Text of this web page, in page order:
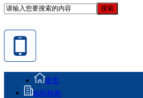
首页
组织机构